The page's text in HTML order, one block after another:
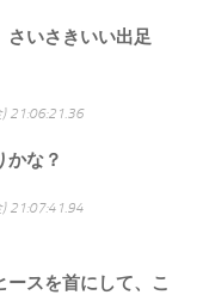
さいさきいい出足
21:06:21.36
かな？
21:07:41.94
スを首にして、こ